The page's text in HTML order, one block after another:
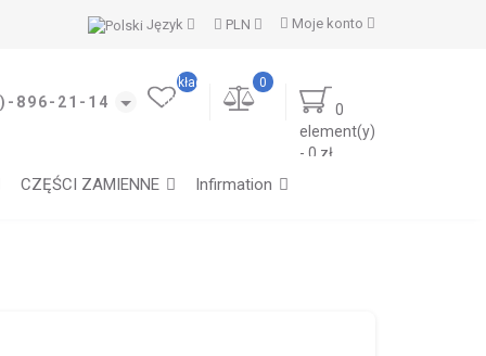
Moje konto
PLN
Język
896-21-14
0
element(y)
- 0 zł
0
zakładki
(0)
CZĘŚCI ZAMIENNE Infirmation